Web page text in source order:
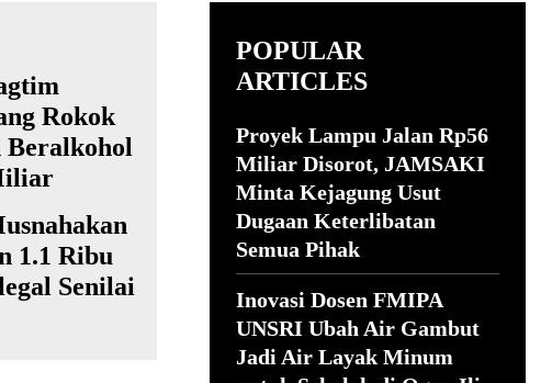
1.1 Ribu
Senilai
POPULAR
ARTICLES
Proyek Lampu Jalan Rp56
Miliar Disorot, JAMSAKI
Minta Kejagung Usut
Dugaan Keterlibatan
Semua Pihak
Inovasi Dosen FMIPA
UNSRI Ubah Air Gambut
Jadi Air Layak Minum